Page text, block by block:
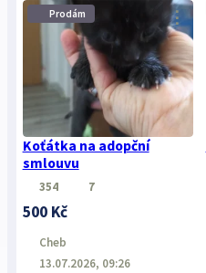
Prodám
Koťátka na adopční
smlouvu
⋮
354 7
500 Kč
Cheb
13.07.2026, 09:26